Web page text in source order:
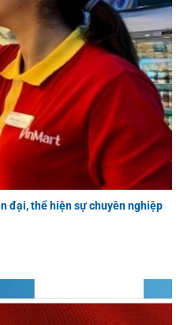
đại, thể hiện sự chuyên nghiệp